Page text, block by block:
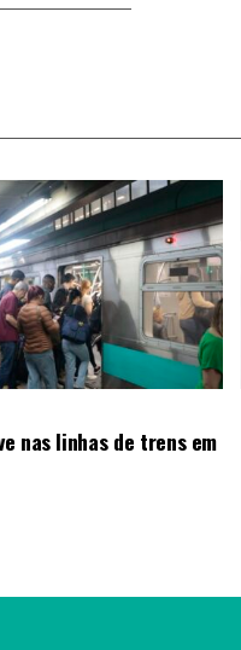
nas linhas de trens em